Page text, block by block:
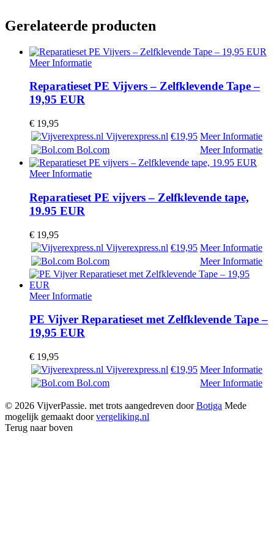
Gerelateerde producten
Meer Informatie
Reparatieset PE Vijvers – Zelfklevende Tape –
19,95 EUR
€ 19,95
Vijverexpress.nl €19,95 Meer Informatie
Bol.com
Meer Informatie
Meer Informatie
Reparatieset PE vijvers – Zelfklevende tape,
19.95 EUR
€ 19,95
Vijverexpress.nl €19,95 Meer Informatie
Bol.com
Meer Informatie
Meer Informatie
PE Vijver Reparatieset met Zelfklevende Tape –
19,95 EUR
€ 19,95
Vijverexpress.nl €19,95 Meer Informatie
Bol.com
Meer Informatie
© 2026 VijverPassie. met trots aangedreven doorBotiga Mede
mogelijk gemaakt doorvergeliking.nl
Terug naar boven